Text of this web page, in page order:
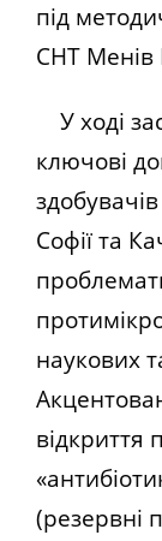
під
СНТ Менів
У ході
ключові
Софії та
наукових
відкриття
(резервні